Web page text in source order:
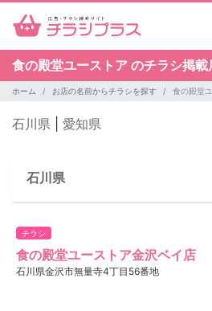
食の殿堂ユーストア のチラシ掲載
ホーム お店の名前からチラシを探す 食の殿堂
石川県 愛知県
石川県
チラシ
食の殿堂ユーストア金沢ベイ店
石川県金沢市無量寺4丁目56番地